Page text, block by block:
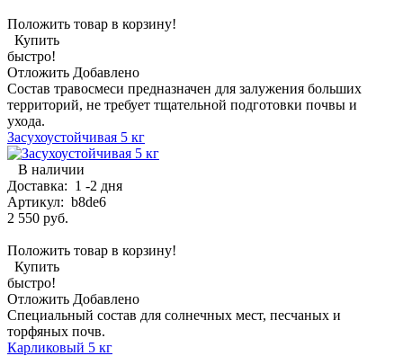
Положить товар в корзину!
Купить
быстро!
Отложить Добавлено
Состав травосмеси предназначен для залужения больших
территорий, не требует тщательной подготовки почвы и
ухода.
Засухоустойчивая 5 кг
В наличии
Доставка: 1 -2 дня
Артикул: b8de6
2 550 руб.
Положить товар в корзину!
Купить
быстро!
Отложить Добавлено
Специальный состав для солнечных мест, песчаных и
торфяных почв.
Карликовый 5 кг